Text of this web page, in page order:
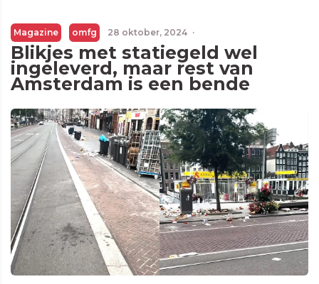
Magazine omfg 28 oktober, 2024 ·
Blikjes met statiegeld wel
ingeleverd, maar rest van
Amsterdam is een bende